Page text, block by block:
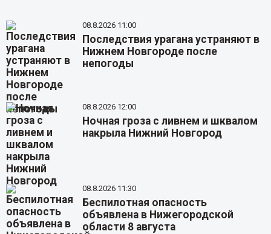
08.8.2026 11:00
Последствия урагана устраняют в
Нижнем Новгороде после
непогоды
08.8.2026 12:00
Ночная гроза с ливнем и шквалом
накрыла Нижний Новгород
08.8.2026 11:30
Беспилотная опасность
объявлена в Нижегородской
области 8 августа